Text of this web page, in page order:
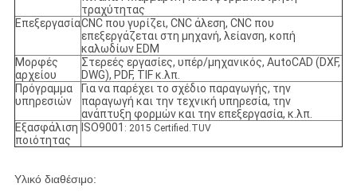
τραχύτητας
ΕπεξεργασίαCNC που γυρίζει, CNC άλεση, CNC που
επεξεργάζεται στη μηχανή, λείανση, κοπή
καλωδίων EDM
Μορφές
αρχείου
Στερεές εργασίες, υπέρ/μηχανικός, AutoCAD (DXF,
DWG), PDF, TIF κ.λπ.
Πρόγραμμα
υπηρεσιών
Για να παρέχει το σχέδιο παραγωγής, την
παραγωγή και την τεχνική υπηρεσία, την
ανάπτυξη φορμών και την επεξεργασία, κ.λπ.
Εξασφάλιση
ποιότητας
ISO9001 : 2015 Certified.TUV
Υλικό διαθέσιμο: